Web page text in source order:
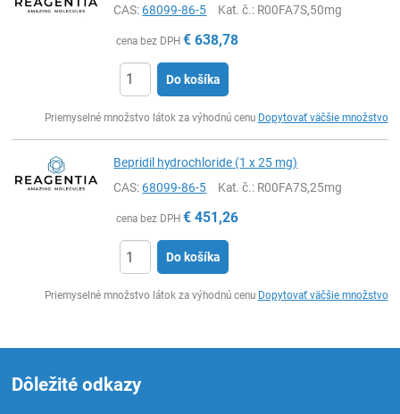
CAS:68099-86-5 Kat. č.: R00FA7S,50mg
cena bez DPH € 638,78
Do košíka
Priemyselné množstvo látok za výhodnú cenu Dopytovať väčšie množstvo
Bepridil hydrochloride (1 x 25 mg)
CAS:68099-86-5 Kat. č.: R00FA7S,25mg
cena bez DPH € 451,26
Do košíka
Priemyselné množstvo látok za výhodnú cenu Dopytovať väčšie množstvo
Dôležité odkazy